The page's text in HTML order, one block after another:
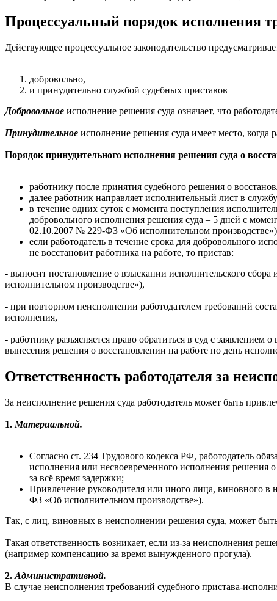
Процессуальный порядок исполнения
Действующее процессуальное законодательство
добровольно,
и принудительно службой судебных приставов
Добровольное исполнение решения суда означает, что
Принудительное исполнение решения суда имеет место, когда
Порядок принудительного исполнения решения суда о
работнику после принятия судебного решения о
далее работник направляет исполнительный лист в
в течение одних суток с момента поступления
добровольного исполнения решения суда – 5 дней с
02.10.2007 № 229-ФЗ «Об исполнительном
если работодатель в течение срока для добровольного
не восстановит работника на работе, то пристав:
- выносит постановление о взыскании исполнительского
исполнительном производстве»),
- при повторном неисполнении работодателем требований
исполнения,
- работнику разъясняется право обратиться в суд с заявлением
вынесения решения о восстановлении на работе по день
Ответственность работодателя за
За неисполнение решения суда работодатель может быть
1. Материальной.
Согласно ст. 234 Трудового кодекса РФ, работодатель
исполнения или несвоевременного исполнения решения
за всё время задержки;
Привлечение руководителя или иного лица, виновного в
ФЗ «Об исполнительном производстве»).
Так, с лиц, виновных в неисполнении решения суда, может
Такая ответственность возникает, если из-за неисполнения
(например компенсацию за время вынужденного прогула).
2. Административной.
В случае неисполнения требований судебного пристава-